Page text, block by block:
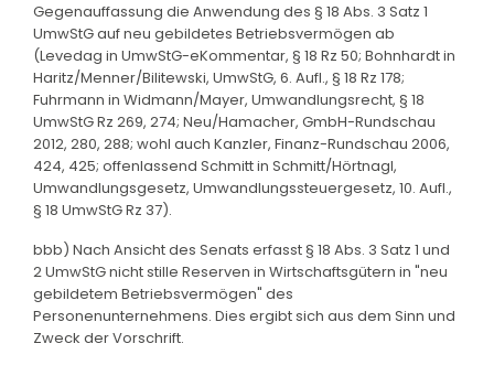
Gegenauffassung die Anwendung des § 18 Abs. 3 Satz 1
UmwStG auf neu gebildetes Betriebsvermögen ab
(Levedag in UmwStG-eKommentar, § 18 Rz 50; Bohnhardt in
Haritz/Menner/Bilitewski, UmwStG, 6. Aufl., § 18 Rz 178;
Fuhrmann in Widmann/Mayer, Umwandlungsrecht, § 18
UmwStG Rz 269, 274; Neu/Hamacher, GmbH-Rundschau
2012, 280, 288; wohl auch Kanzler, Finanz-Rundschau 2006,
424, 425; offenlassend Schmitt in Schmitt/Hörtnagl,
Umwandlungsgesetz, Umwandlungssteuergesetz, 10. Aufl.,
§ 18 UmwStG Rz 37).
bbb) Nach Ansicht des Senats erfasst § 18 Abs. 3 Satz 1 und
2 UmwStG nicht stille Reserven in Wirtschaftsgütern in "neu
gebildetem Betriebsvermögen" des
Personenunternehmens. Dies ergibt sich aus dem Sinn und
Zweck der Vorschrift.